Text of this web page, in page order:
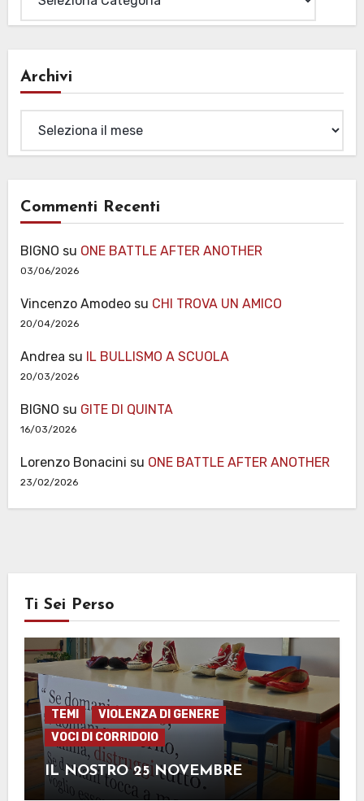
Archivi
Commenti Recenti
BIGNO su ONE BATTLE AFTER ANOTHER
03/06/2026
Vincenzo Amodeosu CHI TROVA UN AMICO
20/04/2026
Andrea su IL BULLISMO A SCUOLA
20/03/2026
BIGNO su GITE DI QUINTA
16/03/2026
Lorenzo Bonacini su ONE BATTLE AFTER ANOTHER
23/02/2026
Ti Sei Perso
TEMI
VIOLENZA DI GENERE
VOCI DI CORRIDOIO
IL NOSTRO 25 NOVEMBRE